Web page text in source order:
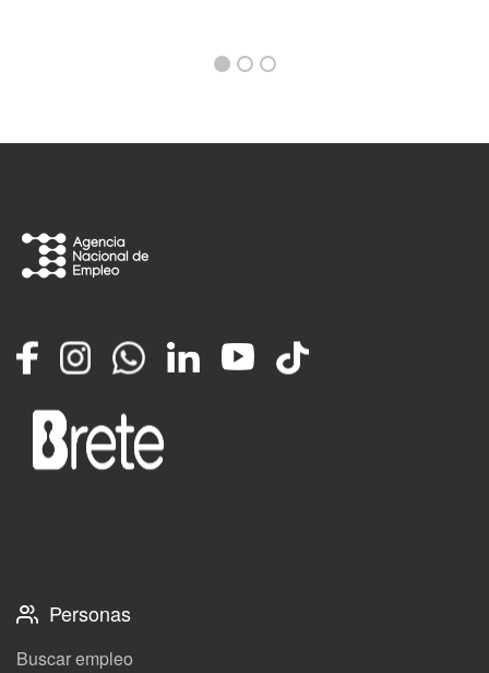
FacebookInstagramWhatsappLinkedInYouTube
TikTok
Personas
Buscar empleo